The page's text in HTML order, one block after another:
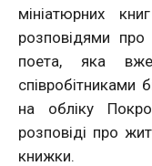
мініатюрних
розповідями про
поета, яка
співробітниками
на обліку
розповіді про
книжки.